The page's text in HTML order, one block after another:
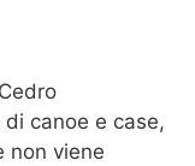
canoe e case,
non viene